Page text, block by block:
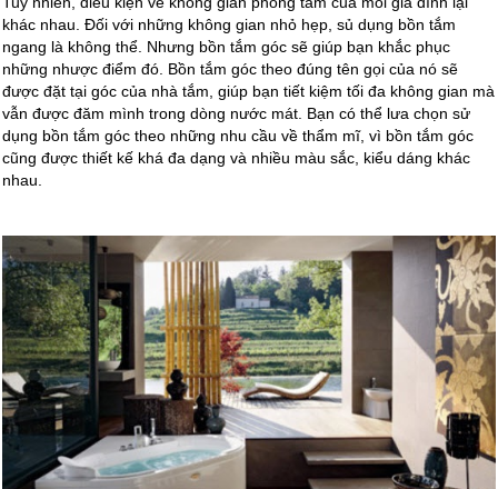
khác nhau. Đối với những không gian nhỏ hẹp, sủ dụng bồn tắm
ngang là không thể. Nhưng bồn tắm góc sẽ giúp bạn khắc phục
những nhược điểm đó. Bồn tắm góc theo đúng tên gọi của nó sẽ
được đặt tại góc của nhà tắm, giúp bạn tiết kiệm tối đa không gian mà
vẫn được đăm mình trong dòng nước mát. Bạn có thể lưa chọn sử
dụng bồn tắm góc theo những nhu cầu về thẩm mĩ, vì bồn tắm góc
cũng được thiết kế khá đa dạng và nhiều màu sắc, kiểu dáng khác
nhau.